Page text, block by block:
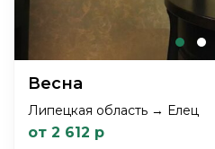
Весна
Липецкая область → Елец
от 2 612 р